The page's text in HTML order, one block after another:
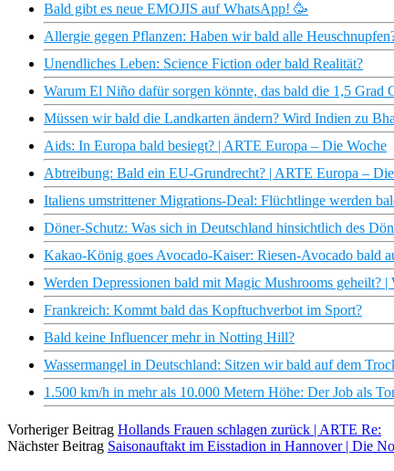
Bald gibt es neue EMOJIS auf WhatsApp! 🥳
Allergie gegen Pflanzen: Haben wir bald alle
Unendliches Leben: Science Fiction oder bald Realität?
Warum El Niño dafür sorgen könnte, das bald die 1,5 Grad
Müssen wir bald die Landkarten ändern? Wird Indien zu
Aids: In Europa bald besiegt? | ARTE Europa – Die Woche
Abtreibung: Bald ein EU-Grundrecht? | ARTE Europa –
Italiens umstrittener Migrations-Deal: Flüchtlinge werden
Döner-Schutz: Was sich in Deutschland hinsichtlich des
Kakao-König goes Avocado-Kaiser: Riesen-Avocado bald
Werden Depressionen bald mit Magic Mushrooms geheilt? |
Frankreich: Kommt bald das Kopftuchverbot im Sport?
Bald keine Influencer mehr in Notting Hill?
Wassermangel in Deutschland: Sitzen wir bald auf dem
1.500 km/h in mehr als 10.000 Metern Höhe: Der Job als
Vorheriger Beitrag Hollands Frauen schlagen zurück | ARTE Re:
Nächster Beitrag Saisonauftakt im Eisstadion in Hannover | Die